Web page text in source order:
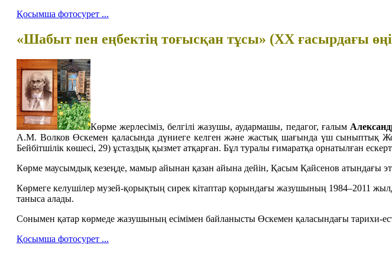
Қосымша фотосурет ...
«Шабыт пен еңбектің тоғысқан тұсы» (ХХ ғасырдағы
Көрме жерлесіміз, белгілі жазушы, аудармашы, педагог, ғалым
А.М. Волков Өскемен қаласында дүниеге келген және жастық шағында үш сыныптық
Бейбітшілік көшесі, 29) ұстаздық қызмет атқарған. Бұл туралы ғимаратқа орнатылған
Көрме маусымдық кезеңде, мамыр айынан қазан айына дейін, Қасым Қайсенов атындағы
Көрмеге келушілер музей-қорықтың сирек кітаптар қорындағы жазушының 1984–2011
таныса алады.
Сонымен қатар көрмеде жазушының есімімен байланысты Өскемен қаласындағы тарихи-
Қосымша фотосурет ...